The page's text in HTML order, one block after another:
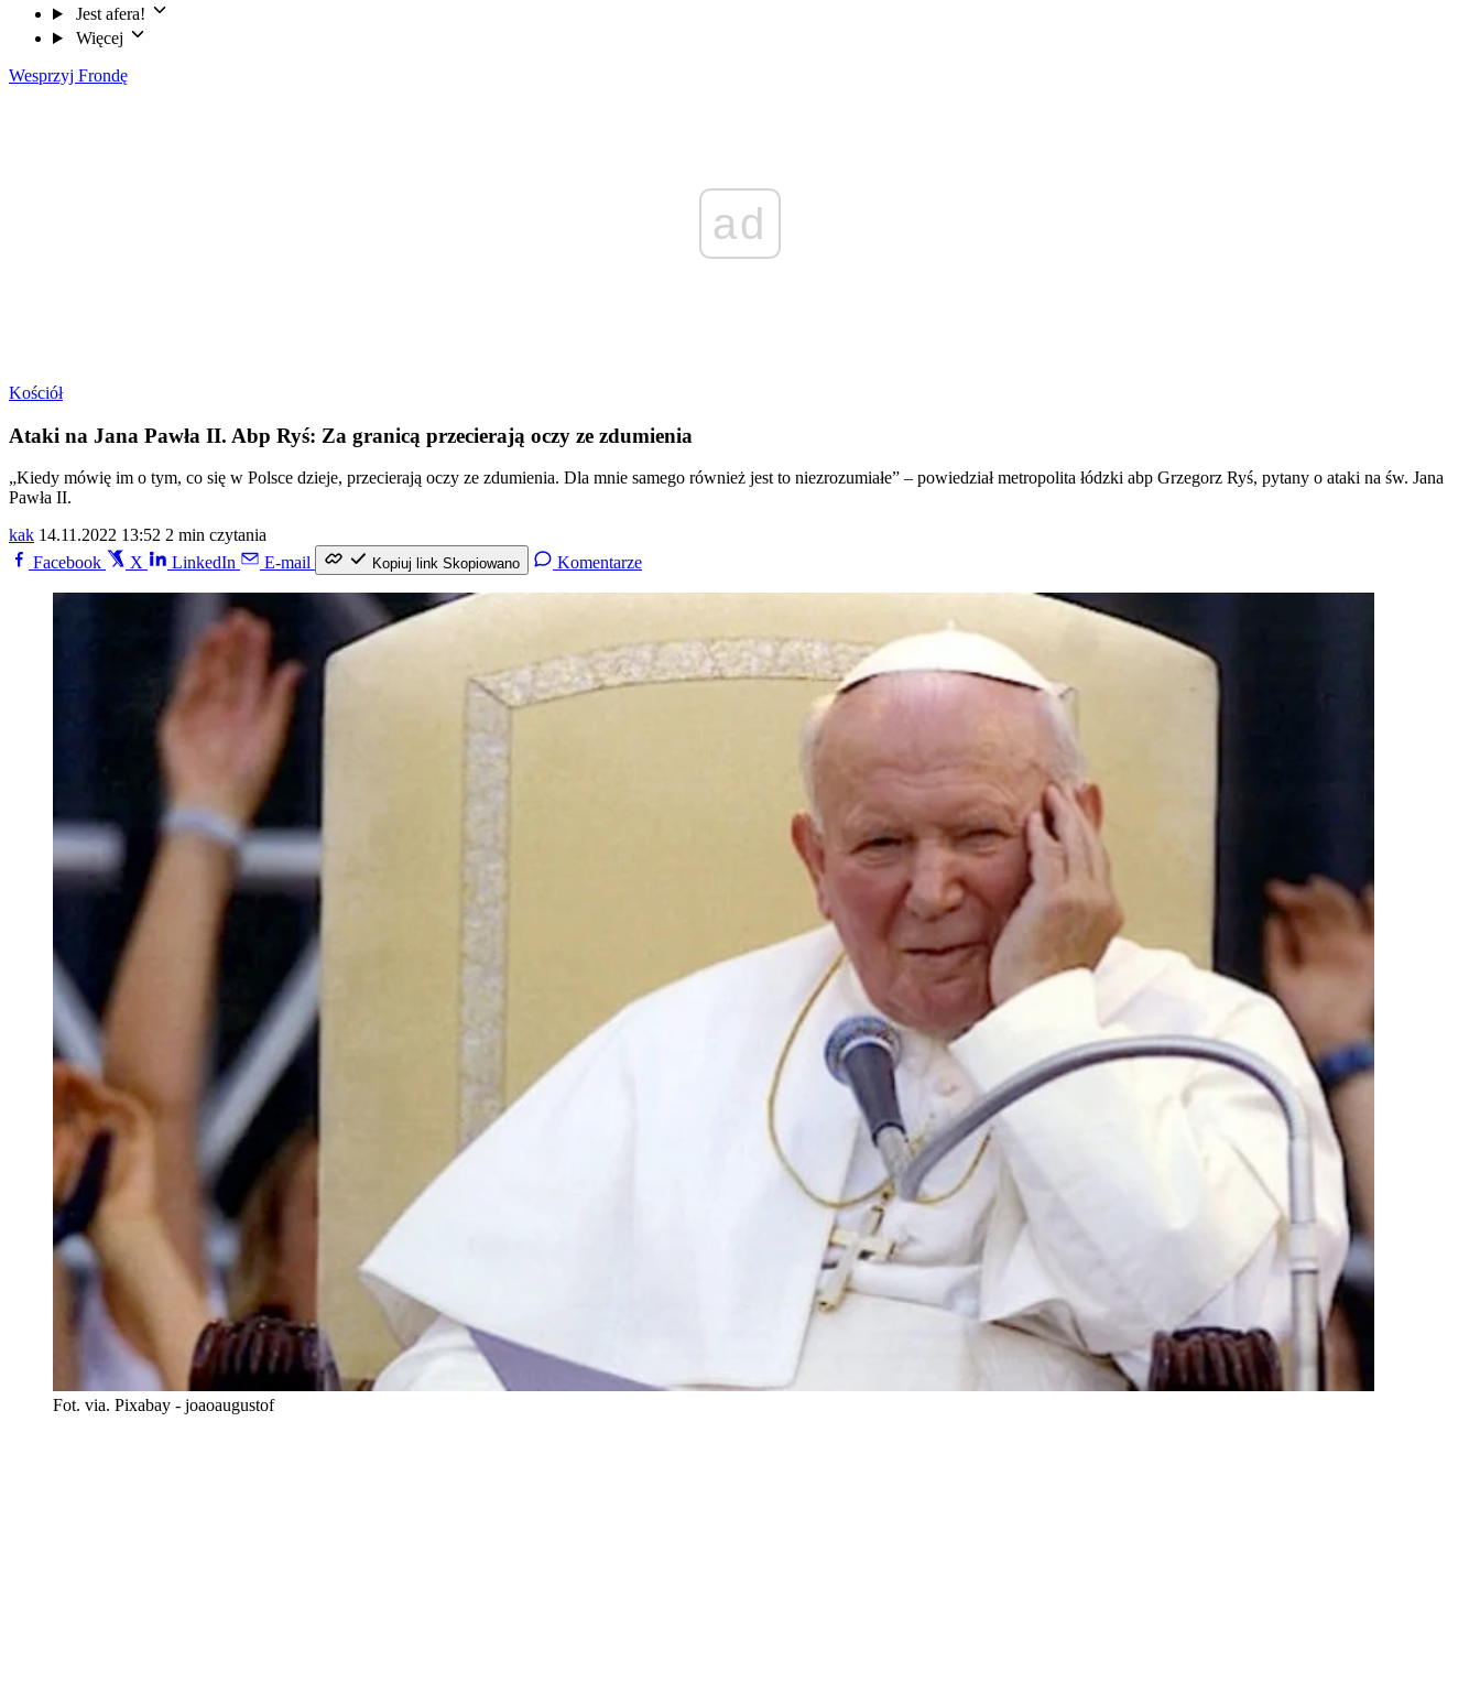
Jest afera!
Więcej
Wesprzyj Frondę
ad
Kościół
Ataki na Jana Pawła II. Abp Ryś: Za granicą przecierają oczy ze zdumienia
„Kiedy mówię im o tym, co się w Polsce dzieje, przecierają oczy ze zdumienia. Dla mnie samego również jest to niezrozumiałe” – powiedział metropolita łódzki abp Grzegorz Ryś, pytany o ataki na św. Jana
Pawła II.
kak 14.11.2022 13:52 2 min czytania
Facebook
X LinkedIn E-mail Kopiuj link Skopiowano Komentarze
Fot. via. Pixabay - joaoaugustof